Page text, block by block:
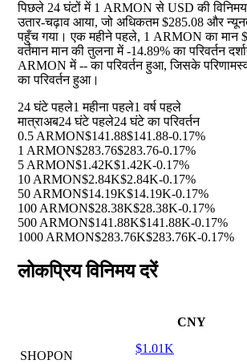
पिछले 24 घंटों में 1 ARMON से USD की
उतार-चढ़ाव आया, जो अधिकतम $285.08 और
पहुँच गया। एक महीने पहले, 1 ARMON का मान
वर्तमान मान की तुलना में-14.89%का परिवर्तन
ARMON में--का परिवर्तन हुआ, जिसके
का परिवर्तन हुआ।
24 घंटे पहले1 महीना पहले1 वर्ष पहले
मात्राअब24 घंटे पहले24 घंटे का परिवर्तन
0.5 ARMON$141.88$141.88-0.17%
1 ARMON$283.76$283.76-0.17%
5 ARMON$1.42K$1.42K-0.17%
10 ARMON$2.84K$2.84K-0.17%
50 ARMON$14.19K$14.19K-0.17%
100 ARMON$28.38K$28.38K-0.17%
500 ARMON$141.88K$141.88K-0.17%
1000 ARMON$283.76K$283.76K-0.17%
लोकप्रिय विनिमय दरें
CNY
SHOPON
$1.01K